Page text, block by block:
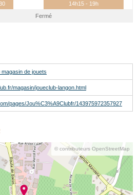
14h15 - 19h
Fermé
de jouets
magasin/joueclub-langon.html
pages/Jou%C3%A9Clubfr/143975972357927
© contributeurs OpenStreetMap